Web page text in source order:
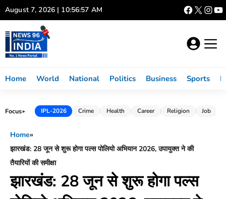
Skip
to
content
August 7, 2026 | 10:56:58 AM
Home World National Politics Business Sports
Focus► IPL-2026 Crime Health Career Religion Job
Home»
झारखंड: 28 जून से शुरू होगा पल्स पोलियो अभियान 2026, उपायुक्त ने की
तैयारियों की समीक्षा
झारखंड: 28 जून से शुरू होगा पल्स